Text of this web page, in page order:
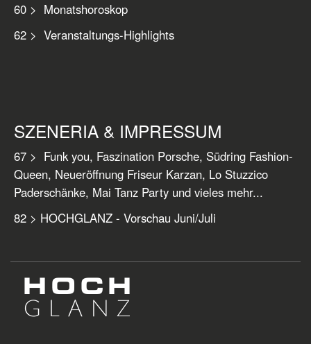
60 > Monatshoroskop
62 > Veranstaltungs-Highlights
SZENERIA & IMPRESSUM
67 > Funk you, Faszination Porsche, Südring Fashion-
Queen, Neueröffnung Friseur Karzan, Lo Stuzzico
Paderschänke, Mai Tanz Party und vieles mehr...
82 > HOCHGLANZ - Vorschau Juni/Juli